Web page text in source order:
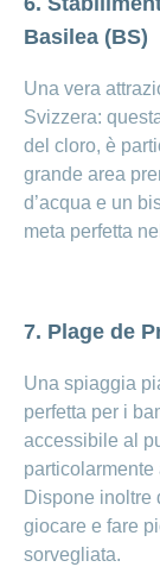
Basilea (BS)
Una vera
Svizzera:
del cloro, è
grande area
d’acqua e un
meta perfetta
7. Plage de
Una spiaggia
perfetta per i
accessibile al
Dispone inoltre
giocare e fare
sorvegliata.